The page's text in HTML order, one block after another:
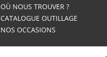
OÙ NOUS TROUVER ?
CATALOGUE OUTILLAGE
NOS OCCASIONS